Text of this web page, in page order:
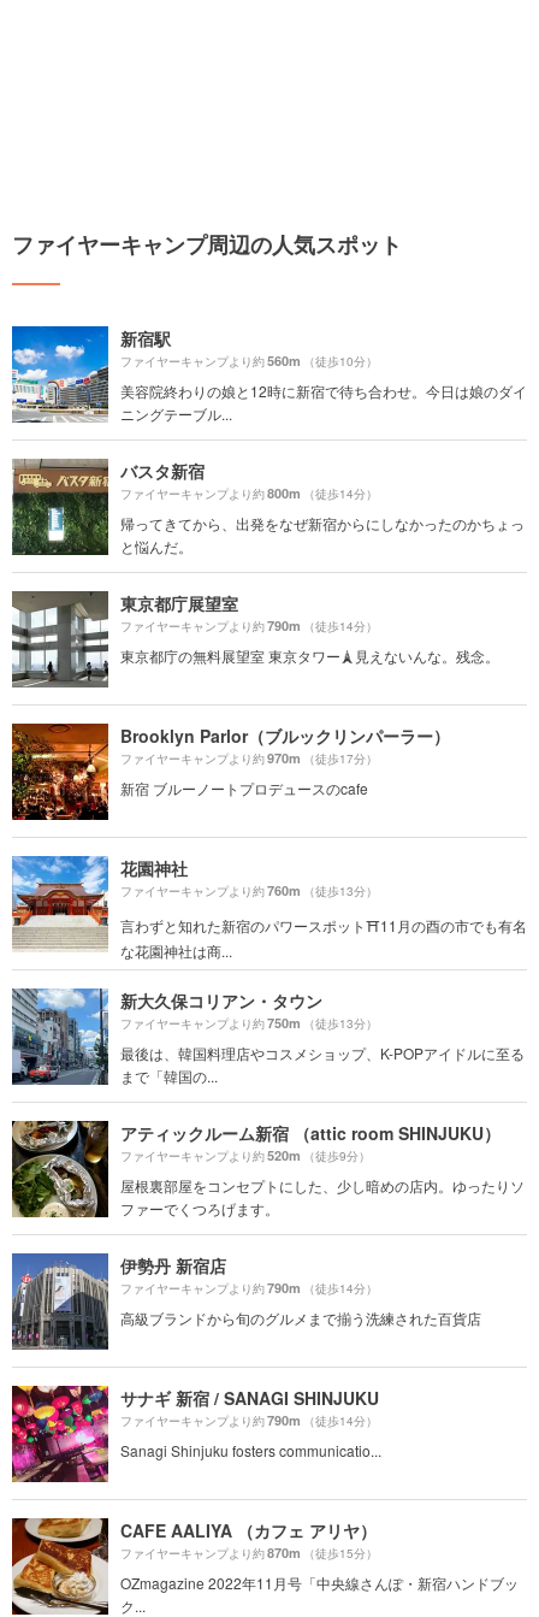
ファイヤーキャンプ周辺の人気スポット
新宿駅
ファイヤーキャンプより約560m （徒歩10分）
美容院終わりの娘と12時に新宿で待ち合わせ。今日は娘のダイ
ニングテーブル...
バスタ新宿
ファイヤーキャンプより約800m （徒歩14分）
帰ってきてから、出発をなぜ新宿からにしなかったのかちょっ
と悩んだ。
東京都庁展望室
ファイヤーキャンプより約790m （徒歩14分）
東京都庁の無料展望室 東京タワー🗼見えないんな。残念。
Brooklyn Parlor（ブルックリンパーラー）
ファイヤーキャンプより約970m （徒歩17分）
新宿 ブルーノートプロデュースのcafe
花園神社
ファイヤーキャンプより約760m （徒歩13分）
言わずと知れた新宿のパワースポット⛩11月の酉の市でも有名
な花園神社は商...
新大久保コリアン・タウン
ファイヤーキャンプより約750m （徒歩13分）
最後は、韓国料理店やコスメショップ、K-POPアイドルに至る
まで「韓国の...
アティックルーム新宿 （attic room SHINJUKU）
ファイヤーキャンプより約520m （徒歩9分）
屋根裏部屋をコンセプトにした、少し暗めの店内。ゆったりソ
ファーでくつろげます。
伊勢丹 新宿店
ファイヤーキャンプより約790m （徒歩14分）
高級ブランドから旬のグルメまで揃う洗練された百貨店
サナギ 新宿 / SANAGI SHINJUKU
ファイヤーキャンプより約790m （徒歩14分）
Sanagi Shinjuku fosters communicatio...
CAFE AALIYA （カフェ アリヤ）
ファイヤーキャンプより約870m （徒歩15分）
OZmagazine 2022年11月号「中央線さんぽ・新宿ハンドブッ
ク...